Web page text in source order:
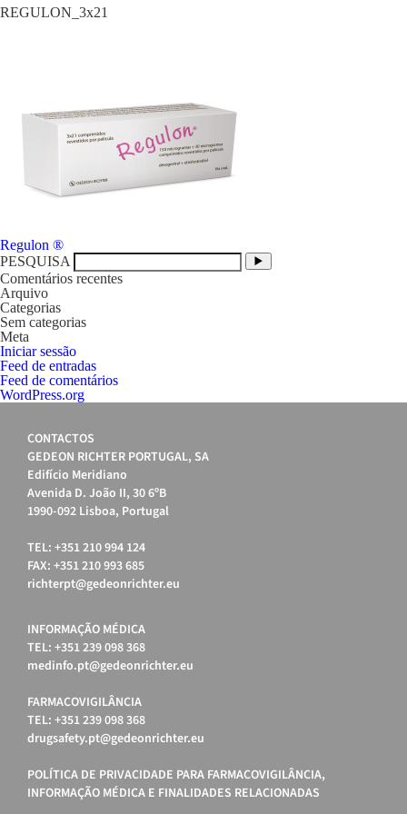
REGULON_3x21
Navegação
de
artigos
Regulon ®
PESQUISA
Comentários recentes
Arquivo
Categorias
Sem categorias
Meta
Iniciar sessão
Feed de entradas
Feed de comentários
WordPress.org
CONTACTOS
GEDEON RICHTER PORTUGAL, SA
Edifício Meridiano
Avenida D. João II, 30 6ºB
1990-092 Lisboa, Portugal
TEL: +351 210 994 124
FAX: +351 210 993 685
richterpt@gedeonrichter.eu
INFORMAÇÃO MÉDICA
TEL: +351 239 098 368
medinfo.pt@gedeonrichter.eu
FARMACOVIGILÂNCIA
TEL: +351 239 098 368
drugsafety.pt@gedeonrichter.eu
POLÍTICA DE PRIVACIDADE PARA FARMACOVIGILÂNCIA,
INFORMAÇÃO MÉDICA E FINALIDADES RELACIONADAS